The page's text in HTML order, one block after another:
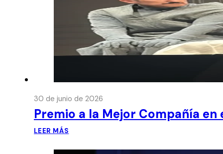
30 de junio de 2026
Premio a la Mejor Compañía en
LEER MÁS